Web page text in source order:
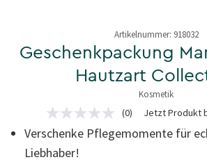
Artikelnummer: 918032
Geschenkpackung
Hautzart
Kosmetik
5 von 5 Sternen
Kein
Beurteilungswert
Link
auf
(0) Jetzt Produkt
Verschenke Pflegemomente für
Liebhaber!